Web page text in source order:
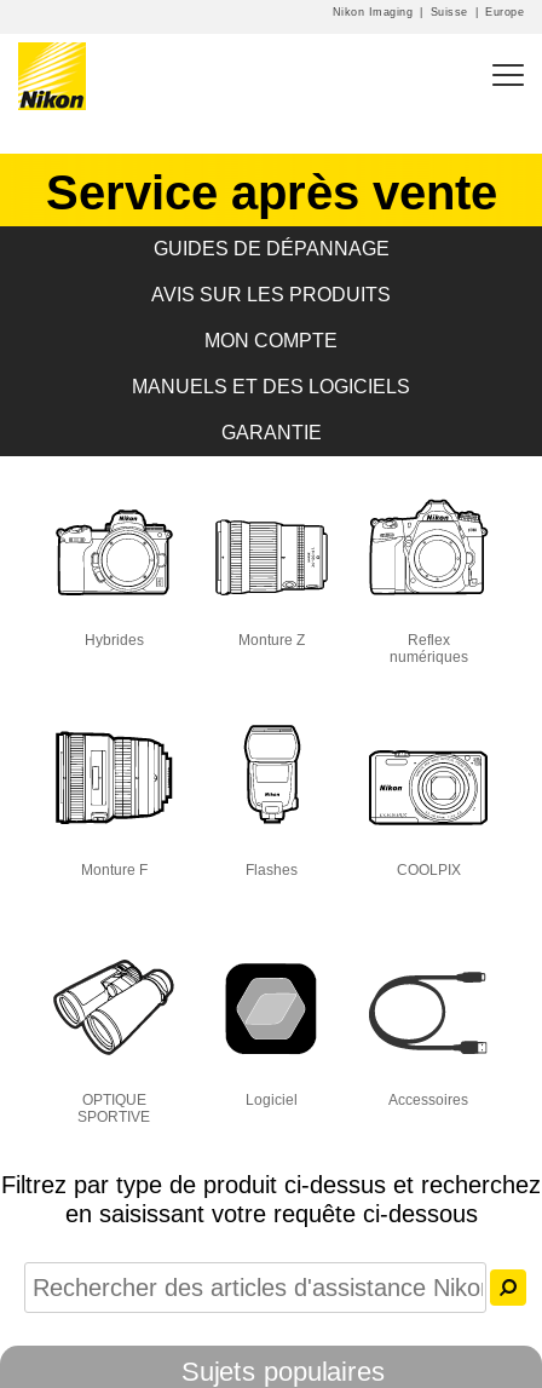
Nikon Imaging | Suisse | Europe
Service après vente
GUIDES DE DÉPANNAGE
AVIS SUR LES PRODUITS
MON COMPTE
MANUELS ET DES LOGICIELS
GARANTIE
Hybrides Monture Z
Reflex
numériques
Monture F Flashes COOLPIX
OPTIQUE
SPORTIVE
Logiciel Accessoires
Filtrez par type de produit ci-dessus et recherchez
en saisissant votre requête ci-dessous
Sujets populaires